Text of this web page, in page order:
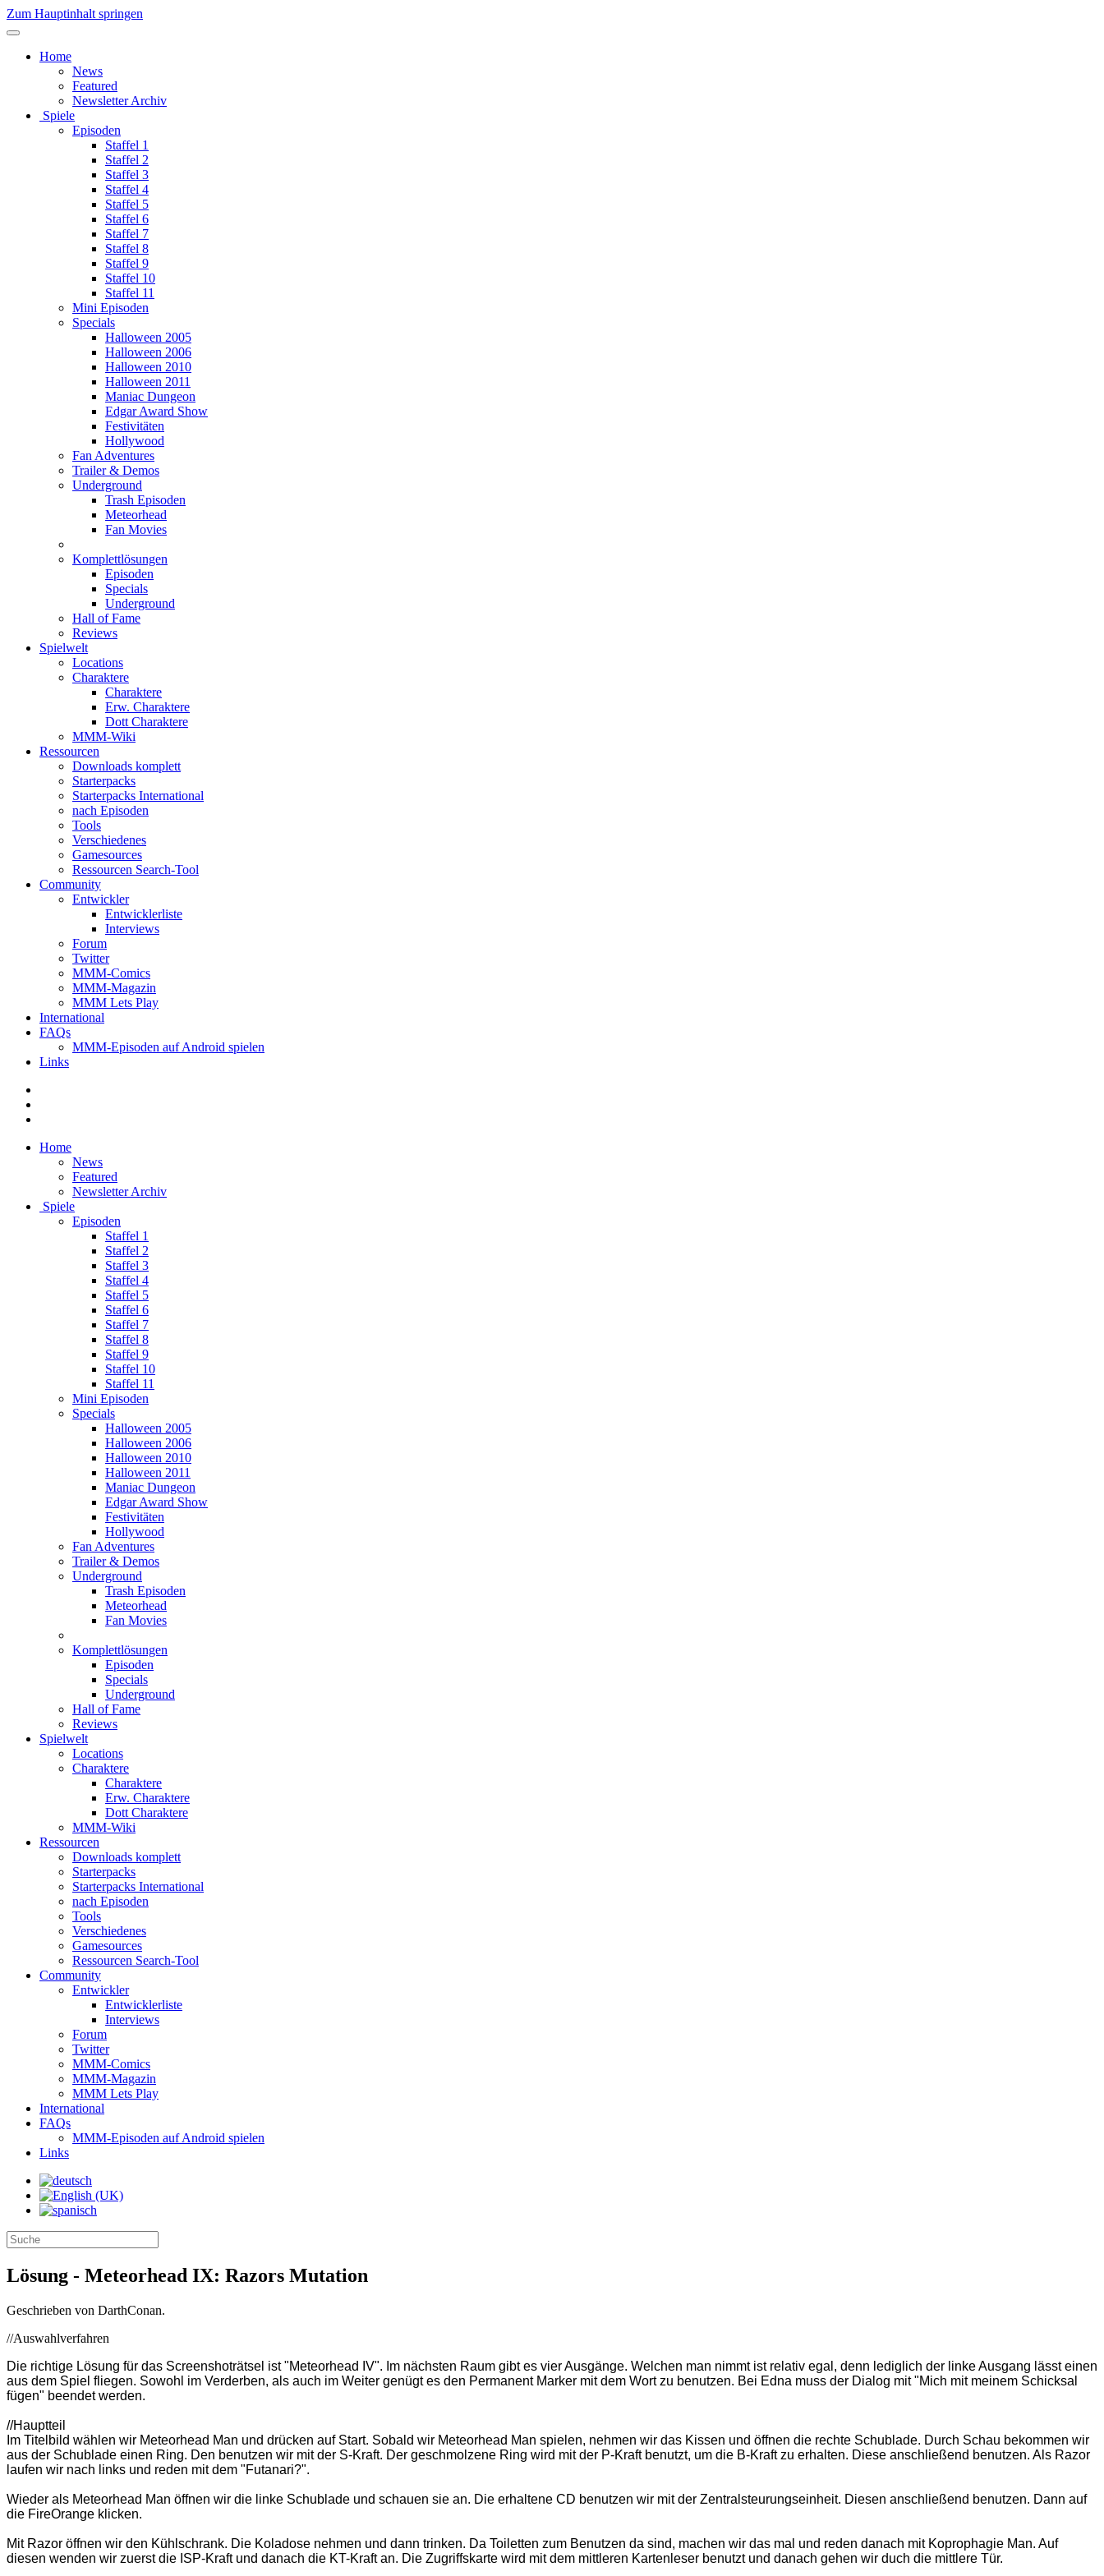
Zum Hauptinhalt springen
Home
News
Featured
Newsletter Archiv
Spiele
Episoden
Staffel 1
Staffel 2
Staffel 3
Staffel 4
Staffel 5
Staffel 6
Staffel 7
Staffel 8
Staffel 9
Staffel 10
Staffel 11
Mini Episoden
Specials
Halloween 2005
Halloween 2006
Halloween 2010
Halloween 2011
Maniac Dungeon
Edgar Award Show
Festivitäten
Hollywood
Fan Adventures
Trailer & Demos
Underground
Trash Episoden
Meteorhead
Fan Movies
Komplettlösungen
Episoden
Specials
Underground
Hall of Fame
Reviews
Spielwelt
Locations
Charaktere
Charaktere
Erw. Charaktere
Dott Charaktere
MMM-Wiki
Ressourcen
Downloads komplett
Starterpacks
Starterpacks International
nach Episoden
Tools
Verschiedenes
Gamesources
Ressourcen Search-Tool
Community
Entwickler
Entwicklerliste
Interviews
Forum
Twitter
MMM-Comics
MMM-Magazin
MMM Lets Play
International
FAQs
MMM-Episoden auf Android spielen
Links
Home
News
Featured
Newsletter Archiv
Spiele
Episoden
Staffel 1
Staffel 2
Staffel 3
Staffel 4
Staffel 5
Staffel 6
Staffel 7
Staffel 8
Staffel 9
Staffel 10
Staffel 11
Mini Episoden
Specials
Halloween 2005
Halloween 2006
Halloween 2010
Halloween 2011
Maniac Dungeon
Edgar Award Show
Festivitäten
Hollywood
Fan Adventures
Trailer & Demos
Underground
Trash Episoden
Meteorhead
Fan Movies
Komplettlösungen
Episoden
Specials
Underground
Hall of Fame
Reviews
Spielwelt
Locations
Charaktere
Charaktere
Erw. Charaktere
Dott Charaktere
MMM-Wiki
Ressourcen
Downloads komplett
Starterpacks
Starterpacks International
nach Episoden
Tools
Verschiedenes
Gamesources
Ressourcen Search-Tool
Community
Entwickler
Entwicklerliste
Interviews
Forum
Twitter
MMM-Comics
MMM-Magazin
MMM Lets Play
International
FAQs
MMM-Episoden auf Android spielen
Links
Lösung - Meteorhead IX: Razors Mutation
Geschrieben von DarthConan.
//Auswahlverfahren
Die richtige Lösung für das Screenshoträtsel ist "Meteorhead IV". Im nächsten Raum gibt es vier Ausgänge. Welchen man nimmt ist relativ egal, denn lediglich der linke Ausgang lässt einen
aus dem Spiel fliegen. Sowohl im Verderben, als auch im Weiter genügt es den Permanent Marker mit dem Wort zu benutzen. Bei Edna muss der Dialog mit "Mich mit meinem Schicksal
fügen" beendet werden.
//Hauptteil
Im Titelbild wählen wir Meteorhead Man und drücken auf Start. Sobald wir Meteorhead Man spielen, nehmen wir das Kissen und öffnen die rechte Schublade. Durch Schau bekommen wir
aus der Schublade einen Ring. Den benutzen wir mit der S-Kraft. Der geschmolzene Ring wird mit der P-Kraft benutzt, um die B-Kraft zu erhalten. Diese anschließend benutzen. Als Razor
laufen wir nach links und reden mit dem "Futanari?".
Wieder als Meteorhead Man öffnen wir die linke Schublade und schauen sie an. Die erhaltene CD benutzen wir mit der Zentralsteurungseinheit. Diesen anschließend benutzen. Dann auf
die FireOrange klicken.
Mit Razor öffnen wir den Kühlschrank. Die Koladose nehmen und dann trinken. Da Toiletten zum Benutzen da sind, machen wir das mal und reden danach mit Koprophagie Man. Auf
diesen wenden wir zuerst die ISP-Kraft und danach die KT-Kraft an. Die Zugriffskarte wird mit dem mittleren Kartenleser benutzt und danach gehen wir duch die mittlere Tür.